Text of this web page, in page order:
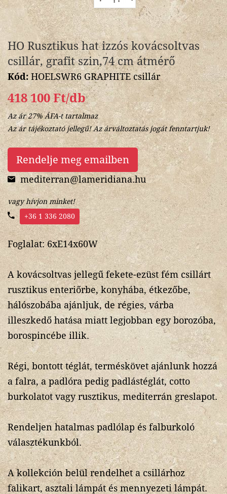
HO Rusztikus hat izzós kovácsoltvas
csillár, grafit szin,74 cm átmérő
Kód:HOELSWR6 GRAPHITE csillár
418 100 Ft/db
Az ár 27% ÁFA-t tartalmaz
Az ár tájékoztató jellegű! Az árváltoztatás jogát fenntartjuk!
Rendelje meg emailben
mediterran@lameridiana.hu
vagy hívjon minket!
+36 1 336 2080
Foglalat: 6xE14x60W
A kovácsoltvas jellegű fekete-ezüst fém csillárt
rusztikus enteriőrbe, konyhába, étkezőbe,
hálószobába ajánljuk, de régies, várba
illeszkedő hatása miatt legjobban egy borozóba,
borospincébe illik.
Régi, bontott téglát, terméskövet ajánlunk hozzá
a falra, a padlóra pedig padlástéglát, cotto
burkolatot vagy rusztikus, mediterrán greslapot.
Rendeljen hatalmas padlólap és falburkoló
választékunkból.
A kollekción belül rendelhet a csillárhoz
falikart, asztali lámpát és mennyezeti lámpát.